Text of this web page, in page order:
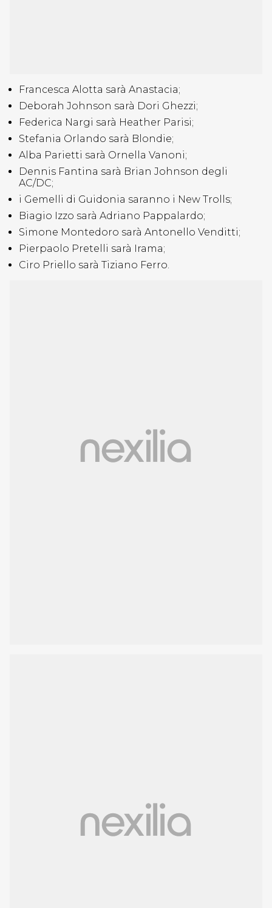
Francesca Alotta sarà Anastacia;
Deborah Johnson sarà Dori Ghezzi;
Federica Nargi sarà Heather Parisi;
Stefania Orlando sarà Blondie;
Alba Parietti sarà Ornella Vanoni;
Dennis Fantina sarà Brian Johnson degli
AC/DC;
i Gemelli di Guidonia saranno i New Trolls;
Biagio Izzo sarà Adriano Pappalardo;
Simone Montedoro sarà Antonello Venditti;
Pierpaolo Pretelli sarà Irama;
Ciro Priello sarà Tiziano Ferro.